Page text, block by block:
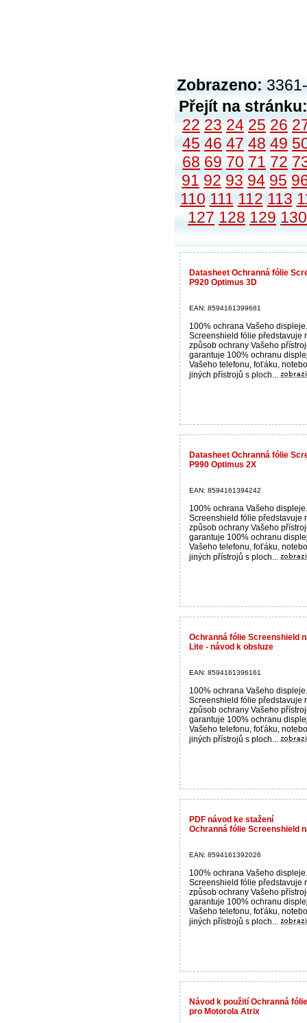
Zobrazeno:
Přejít na stránku:
22 23 24 25 26
45 46 47 48 49
68 69 70 71 72
91 92 93 94 95
110 111 112 113
127 128 129 130
Datasheet Ochranná fólie
P920 Optimus 3D
EAN: 8594161399681
100% ochrana Vašeho displeje.
Screenshield fólie představuje
způsob ochrany Vašeho
garantuje 100% ochranu
Vašeho telefonu, foťáku,
jiných přístrojů s ploch...
Datasheet Ochranná fólie
P990 Optimus 2X
EAN: 8594161394242
100% ochrana Vašeho displeje.
Screenshield fólie představuje
způsob ochrany Vašeho
garantuje 100% ochranu
Vašeho telefonu, foťáku,
jiných přístrojů s ploch...
Ochranná fólie Screenshield
Lite - návod k obsluze
EAN: 8594161396161
100% ochrana Vašeho displeje.
Screenshield fólie představuje
způsob ochrany Vašeho
garantuje 100% ochranu
Vašeho telefonu, foťáku,
jiných přístrojů s ploch...
PDF návod ke stažení
Ochranná fólie Screenshield
EAN: 8594161392026
100% ochrana Vašeho displeje.
Screenshield fólie představuje
způsob ochrany Vašeho
garantuje 100% ochranu
Vašeho telefonu, foťáku,
jiných přístrojů s ploch...
Návod k použití Ochranná
pro Motorola Atrix